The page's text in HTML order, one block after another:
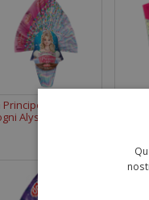
Principessa dei
Alysel 220 g